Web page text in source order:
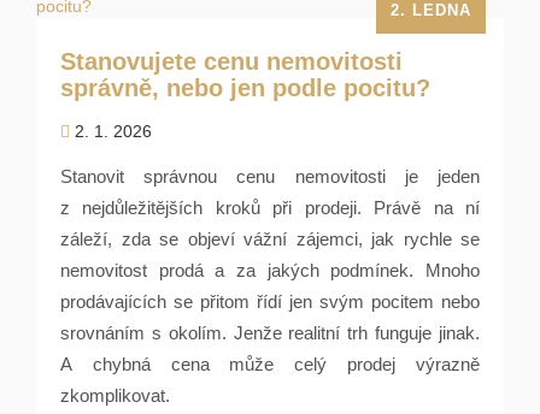
2. LEDNA
Stanovujete cenu nemovitosti
správně, nebo jen podle pocitu?
2. 1. 2026
Stanovit správnou cenu nemovitosti je jeden
z nejdůležitějších kroků při prodeji. Právě na ní
záleží, zda se objeví vážní zájemci, jak rychle se
nemovitost prodá a za jakých podmínek. Mnoho
prodávajících se přitom řídí jen svým pocitem nebo
srovnáním s okolím. Jenže realitní trh funguje jinak.
A chybná cena může celý prodej výrazně
zkomplikovat.